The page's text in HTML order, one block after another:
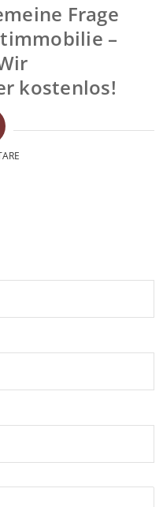
Frage
–
kostenlos!